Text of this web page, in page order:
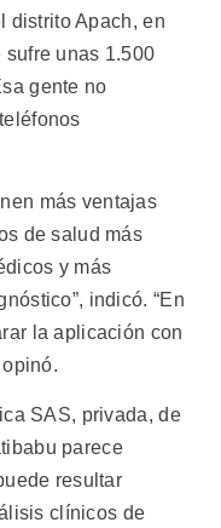
distrito Apach, en
unas 1.500
gente no
más ventajas
de salud más
y más
indicó. “En
la aplicación con
SAS, privada, de
parece
resultar
clínicos de